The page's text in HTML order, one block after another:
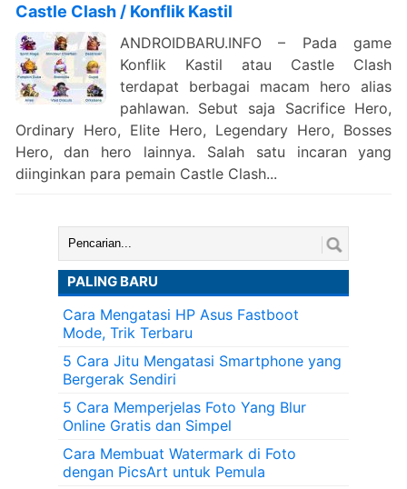
Castle Clash / Konflik Kastil
ANDROIDBARU.INFO – Pada game
Konflik Kastil atau Castle Clash
terdapat berbagai macam hero alias
pahlawan. Sebut saja Sacrifice Hero,
Ordinary Hero, Elite Hero, Legendary Hero, Bosses
Hero, dan hero lainnya. Salah satu incaran yang
diinginkan para pemain Castle Clash...
Cari:
PALING BARU
Cara Mengatasi HP Asus Fastboot
Mode, Trik Terbaru
5 Cara Jitu Mengatasi Smartphone yang
Bergerak Sendiri
5 Cara Memperjelas Foto Yang Blur
Online Gratis dan Simpel
Cara Membuat Watermark di Foto
dengan PicsArt untuk Pemula